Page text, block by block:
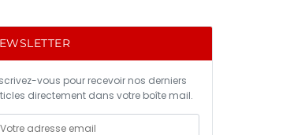
vous pour recevoir nos derniers
directement dans votre boîte mail.